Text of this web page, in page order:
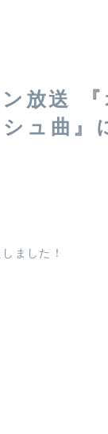
放送 『
ュ曲』
ました！